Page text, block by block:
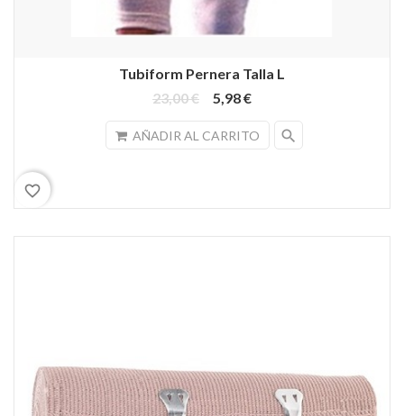
Tubiform Pernera Talla L
23,00 €
5,98 €
AÑADIR AL CARRITO search
favorite_border